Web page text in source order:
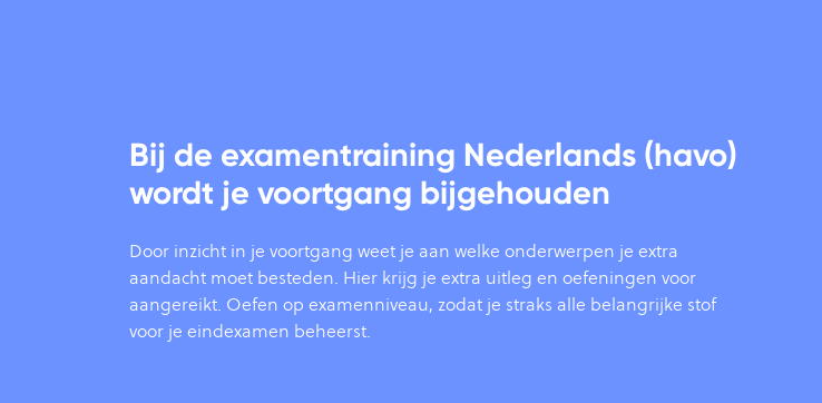
Bij de examentraining Nederlands (havo)
wordt je voortgang bijgehouden
Door inzicht in je voortgang weet je aan welke onderwerpen je extra
aandacht moet besteden. Hier krijg je extra uitleg en oefeningen voor
aangereikt. Oefen op examenniveau, zodat je straks alle belangrijke stof
voor je eindexamen beheerst.